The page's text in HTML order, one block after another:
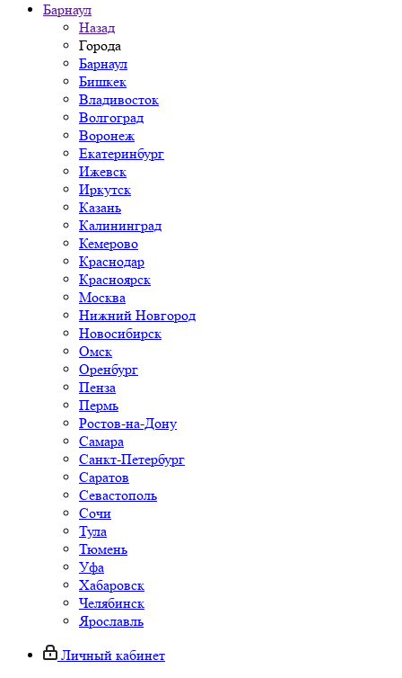
Барнаул
Назад
Города
Барнаул
Бишкек
Владивосток
Волгоград
Воронеж
Екатеринбург
Ижевск
Иркутск
Казань
Калининград
Кемерово
Краснодар
Красноярск
Москва
Нижний Новгород
Новосибирск
Омск
Оренбург
Пенза
Пермь
Ростов-на-Дону
Самара
Санкт-Петербург
Саратов
Севастополь
Сочи
Тула
Тюмень
Уфа
Хабаровск
Челябинск
Ярославль
Личный кабинет